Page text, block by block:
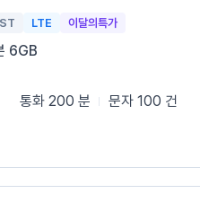
LTE 이달의특가
6GB
통화 200 분 문자 100 건